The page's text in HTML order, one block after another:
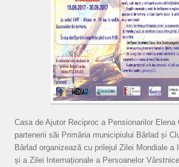
Casa de Ajutor Reciproc a Pensionarilor Elena
partenerii săi Primăria municipiului Bârlad și
Bârlad organizează cu prilejul Zilei Mondiale a
și a Zilei Internaționale a Persoanelor